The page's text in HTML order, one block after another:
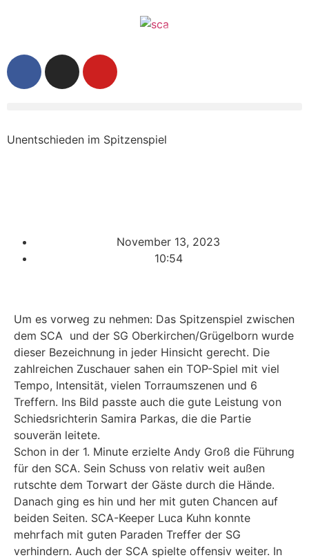
Unentschieden im Spitzenspiel
November 13, 2023
10:54
Um es vorweg zu nehmen: Das Spitzenspiel zwischen
dem SCA und der SG Oberkirchen/Grügelborn wurde
dieser Bezeichnung in jeder Hinsicht gerecht. Die
zahlreichen Zuschauer sahen ein TOP-Spiel mit viel
Tempo, Intensität, vielen Torraumszenen und 6
Treffern. Ins Bild passte auch die gute Leistung von
Schiedsrichterin Samira Parkas, die die Partie
souverän leitete.
Schon in der 1. Minute erzielte Andy Groß die Führung
für den SCA. Sein Schuss von relativ weit außen
rutschte dem Torwart der Gäste durch die Hände.
Danach ging es hin und her mit guten Chancen auf
beiden Seiten. SCA-Keeper Luca Kuhn konnte
mehrfach mit guten Paraden Treffer der SG
verhindern. Auch der SCA spielte offensiv weiter. In